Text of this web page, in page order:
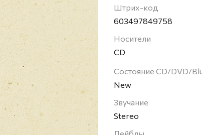
инструментальной
альбом также
когда Чикаго записал
XXXIII": "O Christmas
альбома - это
Дэвида и Бёрта
как полагал один из
послание к праздникам.
Chicago -
Штрих-код
603497849758
Носители
CD
Состояние CD/DVD/
New
Звучание
Stereo